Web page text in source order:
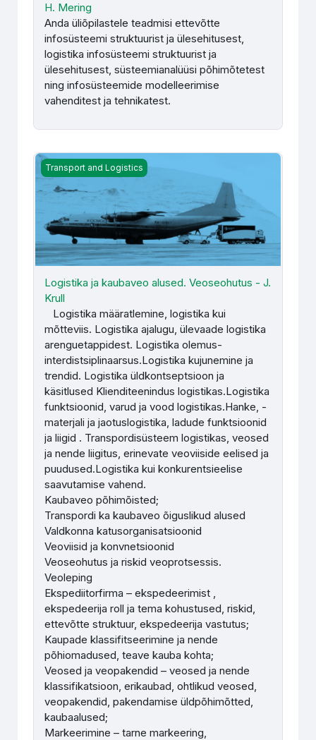
H. Mering
Anda üliõpilastele teadmisi ettevõtte
infosüsteemi struktuurist ja ülesehitusest,
logistika infosüsteemi struktuurist ja
ülesehitusest, süsteemianalüüsi põhimõtetest
ning infosüsteemide modelleerimise
vahenditest ja tehnikatest.
Logistika ja kaubaveo alused. Veoseohutus - J. Krull
Transport and Logistics
Logistika ja kaubaveo alused. Veoseohutus - J.
Krull
Logistika määratlemine, logistika kui
mõtteviis. Logistika ajalugu, ülevaade logistika
arenguetappidest. Logistika olemus-
interdistsiplinaarsus.Logistika kujunemine ja
trendid. Logistika üldkontseptsioon ja
käsitlused Klienditeenindus logistikas.Logistika
funktsioonid, varud ja vood logistikas.Hanke, -
materjali ja jaotuslogistika, ladude funktsioonid
ja liigid . Transpordisüsteem logistikas, veosed
ja nende liigitus, erinevate veoviiside eelised ja
puudused.Logistika kui konkurentsieelise
saavutamise vahend.
Kaubaveo põhimõisted;
Transpordi ka kaubaveo õiguslikud alused
Valdkonna katusorganisatsioonid
Veoviisid ja konvnetsioonid
Veoseohutus ja riskid veoprotsessis.
Veoleping
Ekspediitorfirma – ekspedeerimist ,
ekspedeerija roll ja tema kohustused, riskid,
ettevõtte struktuur, ekspedeerija vastutus;
Kaupade klassifitseerimine ja nende
põhiomadused, teave kauba kohta;
Veosed ja veopakendid – veosed ja nende
klassifikatsioon, erikaubad, ohtlikud veosed,
veopakendid, pakendamise üldpõhimõtted,
kaubaalused;
Markeerimine – tarne markeering,